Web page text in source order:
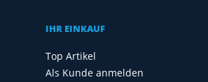
IHR EINKAUF
Top Artikel
Als Kunde anmelden